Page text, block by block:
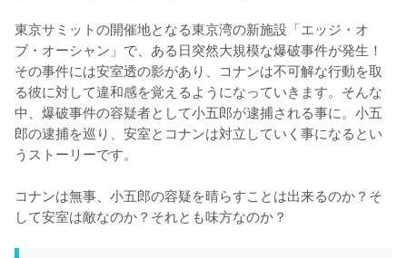
東京サミットの開催地となる東京湾の新施設「エッジ・オ
ブ・オーシャン」で、ある日突然大規模な爆破事件が発生！
その事件には安室透の影があり、コナンは不可解な行動を取
る彼に対して違和感を覚えるようになっていきます。そんな
中、爆破事件の容疑者として小五郎が逮捕される事に。小五
郎の逮捕を巡り、安室とコナンは対立していく事になるとい
うストーリーです。
コナンは無事、小五郎の容疑を晴らすことは出来るのか？そ
して安室は敵なのか？それとも味方なのか？